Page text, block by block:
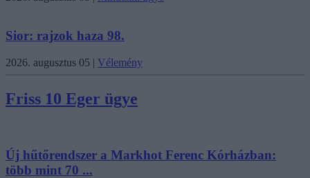
Sior: rajzok haza 98.
2026. augusztus 05 | Vélemény
Friss 10 Eger ügye
Új hűtőrendszer a Markhot Ferenc Kórházban:
több mint 70 ...